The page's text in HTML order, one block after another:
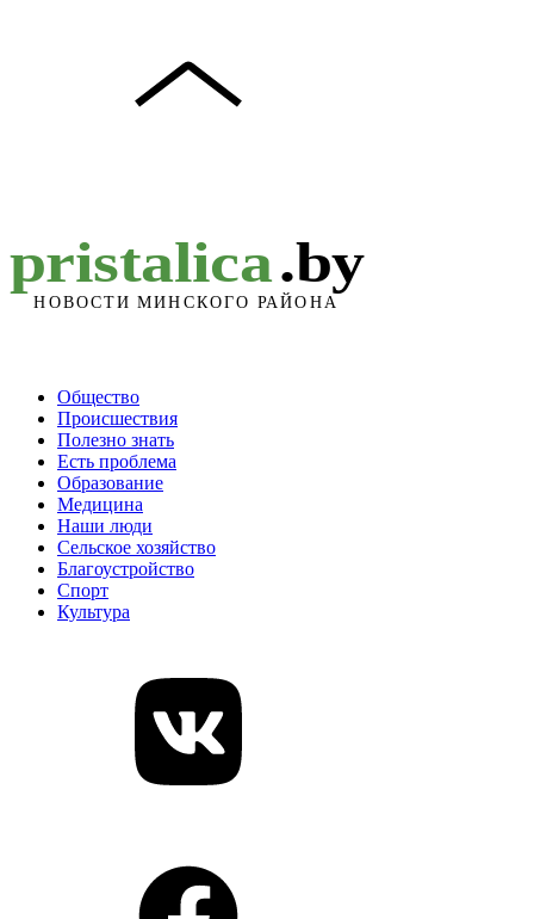
Общество
Происшествия
Полезно знать
Есть проблема
Образование
Медицина
Наши люди
Сельское хозяйство
Благоустройство
Спорт
Культура